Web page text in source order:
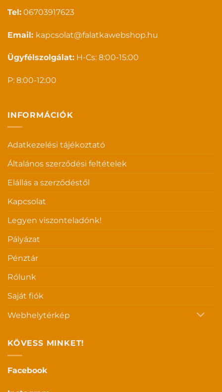
Tel: 06703917623
Email: kapcsolat@falatkawebshop.hu
Ügyfélszolgálat: H-Cs: 8:00-15:00
P: 8:00-12:00
INFORMÁCIÓK
Adatkezelési tájékoztató
Általános szerződési feltételek
Elállás a szerződéstől
Kapcsolat
Legyen viszonteladónk!
Pályázat
Pénztár
Rólunk
Saját fiók
Webhelytérkép
KÖVESS MINKET!
Facebook